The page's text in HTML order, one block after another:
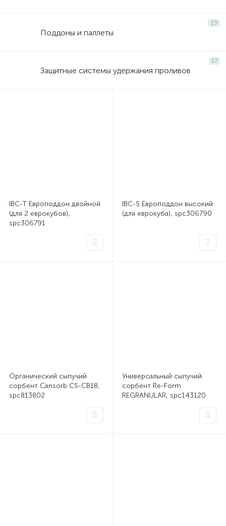
23
Поддоны и паллеты
17
Защитные системы удержания проливов
IBC-T Европоддон двойной
(для 2 еврокубов),
spc306791
IBC-S Европоддон высокий
(для еврокуба), spc306790
Органический сыпучий
сорбент Cansorb CS-CB18,
spc813802
Универсальный сыпучий
сорбент Re-Form
REGRANULAR, spc143120